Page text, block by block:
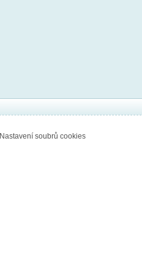
Nastavení soubrů cookies